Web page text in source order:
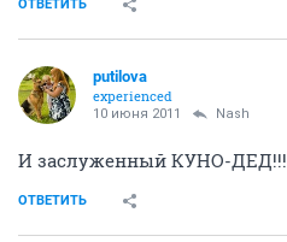
ОТВЕТИТЬ
putilova
experienced
10 июня 2011 Nash
И заслуженный КУНО-ДЕД!!!
ОТВЕТИТЬ